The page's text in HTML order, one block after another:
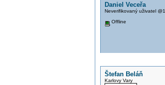
Daniel Veceřa
Neverifikovaný uživatel @1
Offline
Štefan Beláň
Karlovy Vary